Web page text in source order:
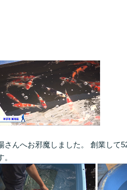
んへお邪魔しました。 創業して52